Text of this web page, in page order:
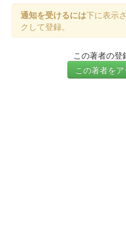
通知を受けるには下に表示
クして登録。
この著者の登
この著者を